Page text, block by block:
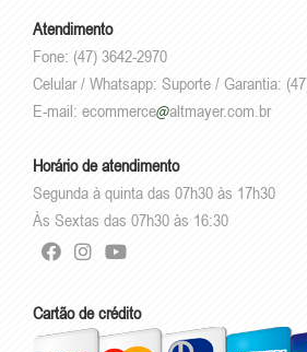
Atendimento
Fone: (47) 3642-2970
Celular / Whatsapp: Suporte / Garantia:
E-mail: ecommerce altmayer.com.br
Horário de atendimento
Segunda à quinta das 07h30 às 17h30
Às Sextas das 07h30 às 16:30
Cartão de crédito